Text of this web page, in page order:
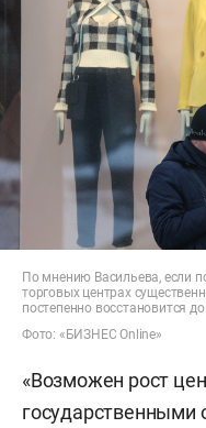
По мнению Васильева, если
торговых центрах
постепенно восстановится
Фото: «БИЗНЕС Online»
«Возможен рост
государственными